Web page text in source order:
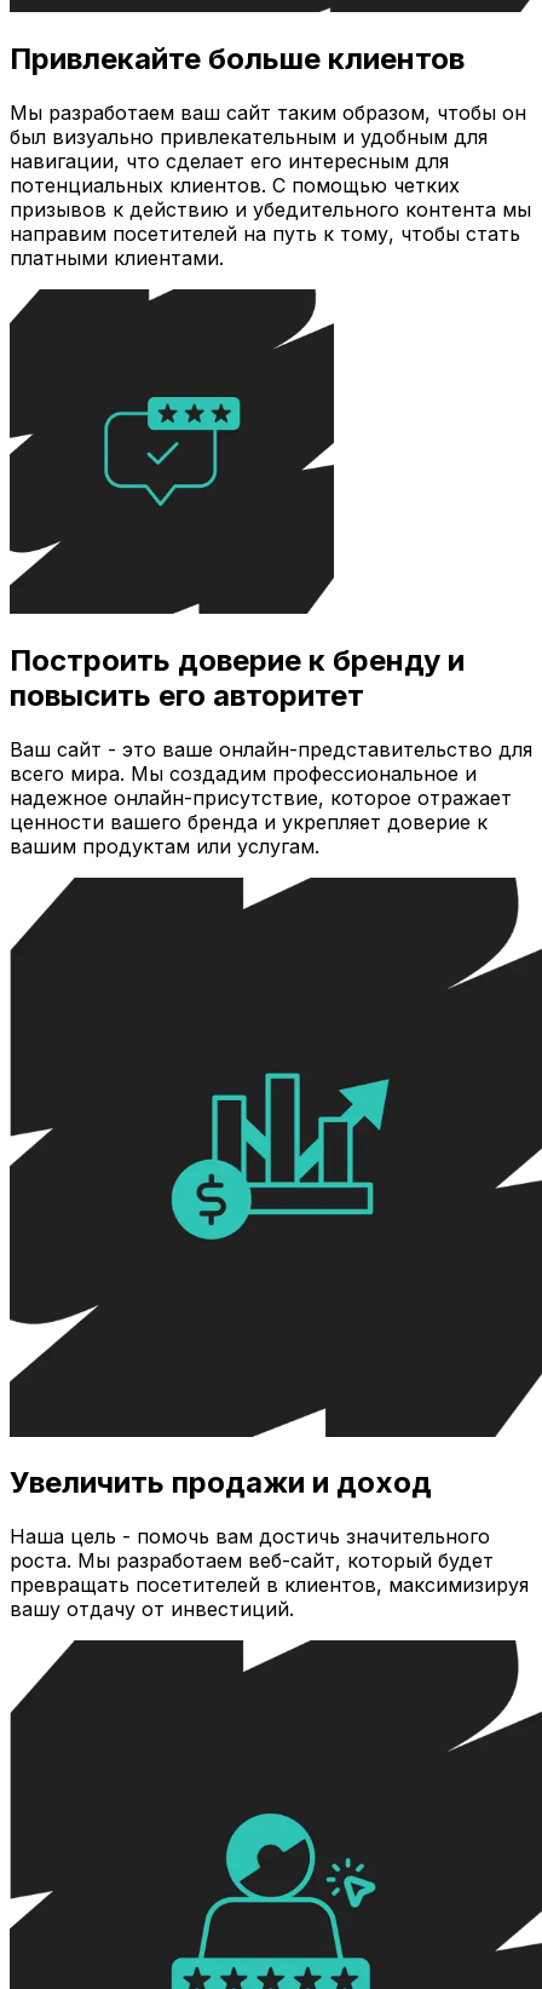
Привлекайте больше клиентов
Мы разработаем ваш сайт таким образом, чтобы он
был визуально привлекательным и удобным для
навигации, что сделает его интересным для
потенциальных клиентов. С помощью четких
призывов к действию и убедительного контента мы
направим посетителей на путь к тому, чтобы стать
платными клиентами.
Построить доверие к бренду и
повысить его авторитет
Ваш сайт - это ваше онлайн-представительство для
всего мира. Мы создадим профессиональное и
надежное онлайн-присутствие, которое отражает
ценности вашего бренда и укрепляет доверие к
вашим продуктам или услугам.
Увеличить продажи и доход
Наша цель - помочь вам достичь значительного
роста. Мы разработаем веб-сайт, который будет
превращать посетителей в клиентов, максимизируя
вашу отдачу от инвестиций.